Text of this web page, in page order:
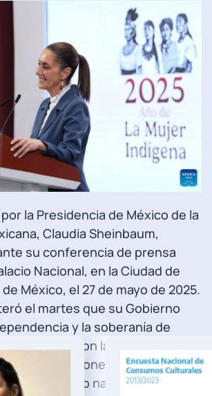
la Presidencia de México de la
Claudia Sheinbaum,
su conferencia de prensa
Nacional, en la Ciudad de
México, el 27 de mayo de 2025.
el martes que su Gobierno
y la soberanía de
de cumplir con la legislación
operaciones de agencias
en territorio nacional.